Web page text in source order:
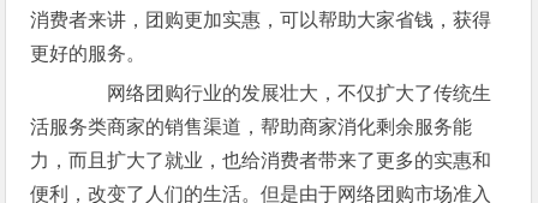
消费者来讲，团购更加实惠，可以帮助大家省钱，获得
更好的服务。
网络团购行业的发展壮大，不仅扩大了传统生
活服务类商家的销售渠道，帮助商家消化剩余服务能
力，而且扩大了就业，也给消费者带来了更多的实惠和
便利，改变了人们的生活。但是由于网络团购市场准入